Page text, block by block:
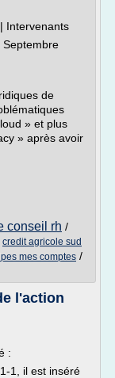
Intervenants
Septembre
de
» et plus
» après avoir
conseil rh /
credit agricole sud
mes comptes /
l'action
:
1, il est inséré